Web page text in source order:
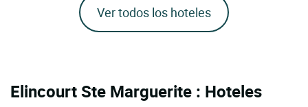
Ver todos los hoteles
Elincourt Ste Marguerite : Hoteles